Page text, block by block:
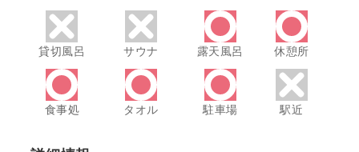
貸切風呂 サウナ 露天風呂 休憩所
食事処 タオル 駐車場 駅近